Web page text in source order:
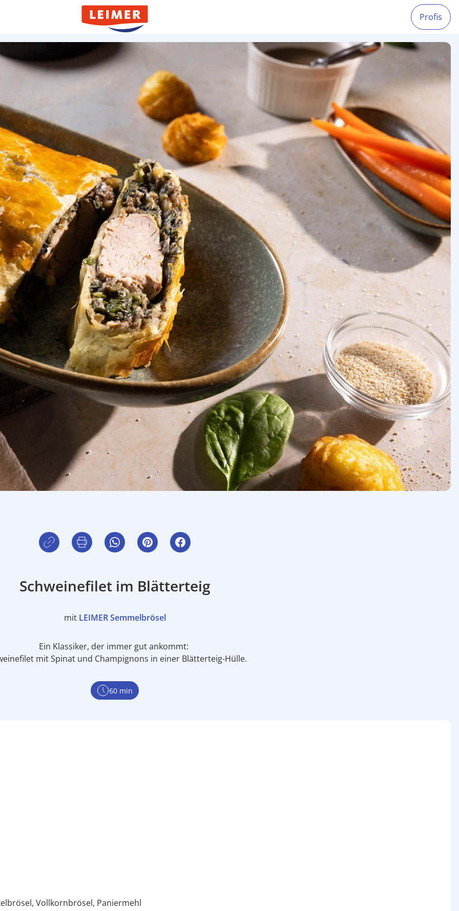
Profis
Schweinefilet im Blätterteig
mit LEIMER Semmelbrösel
Ein Klassiker, der immer gut ankommt:
mit Spinat und Champignons in einer Blätterteig-Hülle.
60 min
Vollkornbrösel, Paniermehl